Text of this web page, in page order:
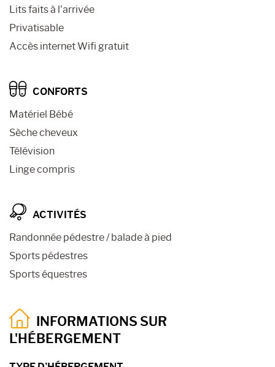
Lits faits à l’arrivée
Privatisable
Accès internet Wifi gratuit
CONFORTS
Matériel Bébé
Sèche cheveux
Télévision
Linge compris
ACTIVITÉS
Randonnée pédestre / balade à pied
Sports pédestres
Sports équestres
INFORMATIONS SUR
L'HÉBERGEMENT